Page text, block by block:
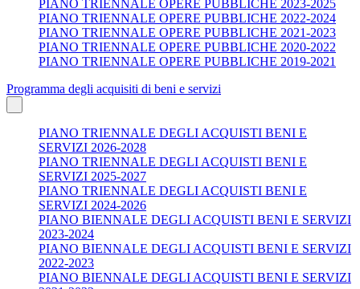
PIANO TRIENNALE OPERE PUBBLICHE 2023-2025
PIANO TRIENNALE OPERE PUBBLICHE 2022-2024
PIANO TRIENNALE OPERE PUBBLICHE 2021-2023
PIANO TRIENNALE OPERE PUBBLICHE 2020-2022
PIANO TRIENNALE OPERE PUBBLICHE 2019-2021
Programma degli acquisiti di beni e servizi
PIANO TRIENNALE DEGLI ACQUISTI BENI E
SERVIZI 2026-2028
PIANO TRIENNALE DEGLI ACQUISTI BENI E
SERVIZI 2025-2027
PIANO TRIENNALE DEGLI ACQUISTI BENI E
SERVIZI 2024-2026
PIANO BIENNALE DEGLI ACQUISTI BENI E SERVIZI
2023-2024
PIANO BIENNALE DEGLI ACQUISTI BENI E SERVIZI
2022-2023
PIANO BIENNALE DEGLI ACQUISTI BENI E SERVIZI